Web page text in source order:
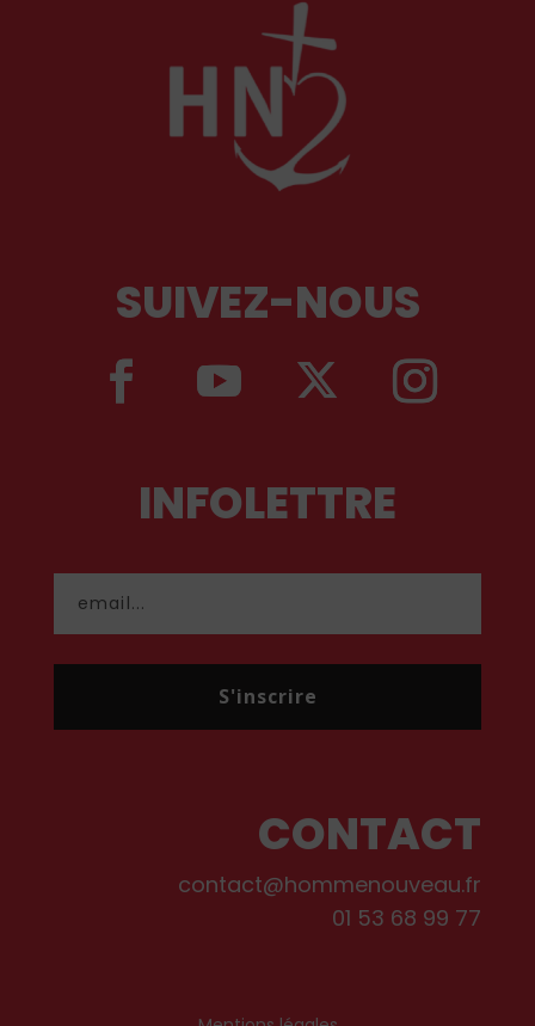
SUIVEZ-NOUS
INFOLETTRE
S'inscrire
CONTACT
contact@hommenouveau.fr
01 53 68 99 77